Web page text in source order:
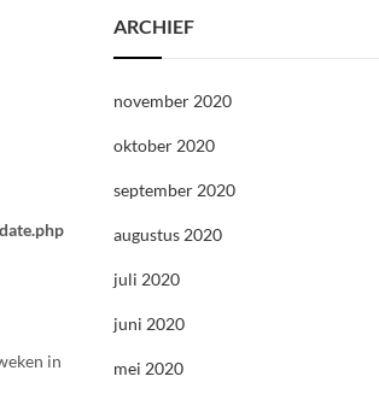
in
ARCHIEF
november 2020
oktober 2020
september 2020
augustus 2020
juli 2020
juni 2020
mei 2020